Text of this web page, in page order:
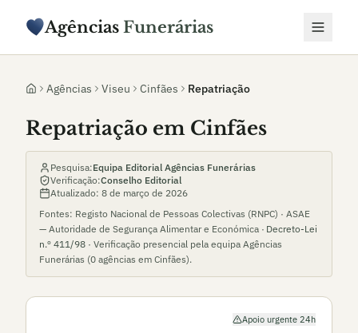
Agências Funerárias
Agências Viseu Cinfães Repatriação
Repatriação em Cinfães
Pesquisa:Equipa Editorial Agências Funerárias
Verificação:Conselho Editorial
Atualizado: 8 de março de 2026
Fontes: Registo Nacional de Pessoas Colectivas (RNPC) · ASAE
— Autoridade de Segurança Alimentar e Económica · Decreto-Lei
n.º 411/98 · Verificação presencial pela equipa Agências
Funerárias (0 agências em Cinfães).
Apoio urgente 24h